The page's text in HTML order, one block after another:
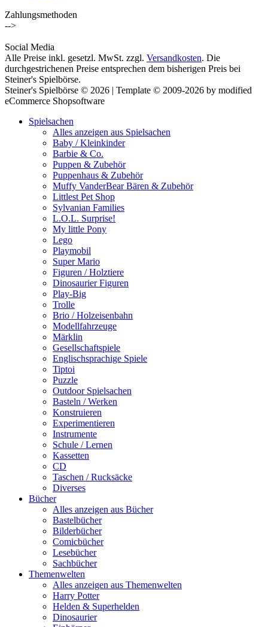
Zahlungsmethoden
-->
Social Media
Alle Preise inkl. gesetzl. MwSt. zzgl. Versandkosten. Die
durchgestrichenen Preise entsprechen dem bisherigen Preis bei
Steiner's Spielbörse.
Steiner's Spielbörse © 2026 | Template © 2009-2026 by modified
eCommerce Shopsoftware
Spielsachen
Alles anzeigen aus Spielsachen
Baby / Kleinkinder
Barbie & Co.
Puppen & Zubehör
Puppenhaus & Zubehör
Muffy VanderBear Bären & Zubehör
Littlest Pet Shop
Sylvanian Families
L.O.L. Surprise!
My little Pony
Lego
Playmobil
Super Mario
Figuren / Holztiere
Dinosaurier Figuren
Play-Big
Trolle
Brio / Holzeisenbahn
Modellfahrzeuge
Märklin
Gesellschaftspiele
Englischsprachige Spiele
Tiptoi
Puzzle
Outdoor Spielsachen
Basteln / Werken
Konstruieren
Experimentieren
Instrumente
Schule / Lernen
Kassetten
CD
Taschen / Rucksäcke
Diverses
Bücher
Alles anzeigen aus Bücher
Bastelbücher
Bilderbücher
Comicbücher
Lesebücher
Sachbücher
Themenwelten
Alles anzeigen aus Themenwelten
Harry Potter
Helden & Superhelden
Dinosaurier